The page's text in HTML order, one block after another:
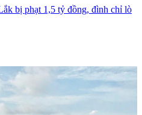
bị phạt 1,5 tỷ đồng, đình chỉ lò